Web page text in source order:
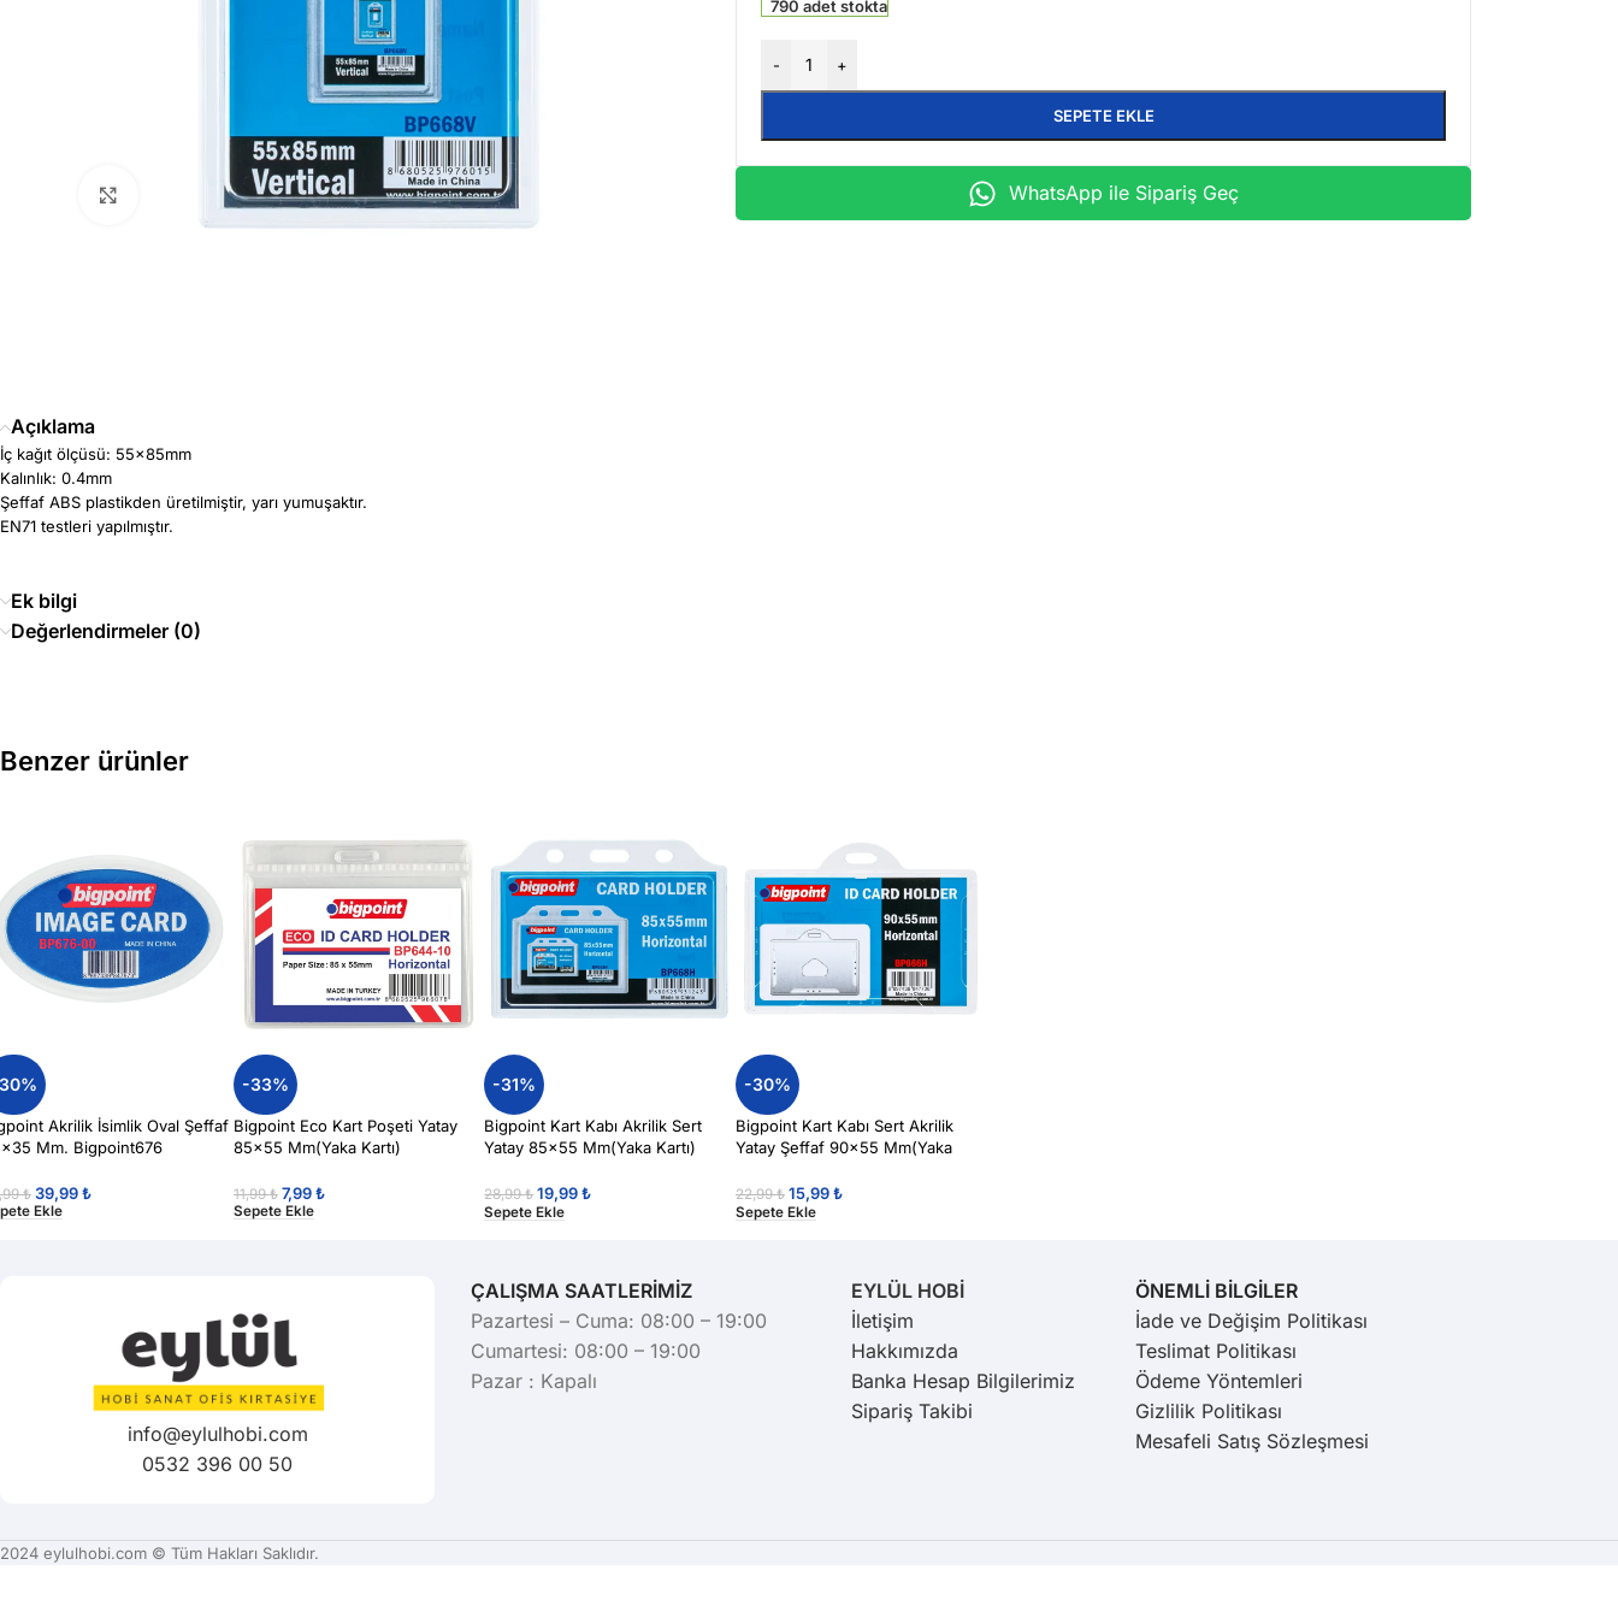
Büyütmek için tıklayın
790 adet stokta
- +
SEPETE EKLE
WhatsApp ile Sipariş Geç
Açıklama
İç kağıt ölçüsü: 55x85mm
Kalınlık: 0.4mm
Şeffaf ABS plastikden üretilmiştir, yarı yumuşaktır.
EN71 testleri yapılmıştır.
Ek bilgi
Değerlendirmeler (0)
Benzer ürünler
Akrilik İsimlik Oval Şeffaf
Mm. Bigpoint676
₺ 39,99₺
Ekle
-33%
Bigpoint Eco Kart Poşeti Yatay
85×55 Mm(Yaka Kartı)
11,99₺ 7,99₺
Sepete Ekle
-31%
Bigpoint Kart Kabı Akrilik Sert
Yatay 85×55 Mm(Yaka Kartı)
28,99₺ 19,99₺
Sepete Ekle
-30%
Bigpoint Kart Kabı Sert Akrilik
Yatay Şeffaf 90×55 Mm(Yaka
22,99₺ 15,99₺
Sepete Ekle
info@eylulhobi.com
0532 396 00 50
ÇALIŞMA SAATLERİMİZ
Pazartesi – Cuma: 08:00 – 19:00
Cumartesi: 08:00 – 19:00
Pazar : Kapalı
EYLÜL HOBİ
İletişim
Hakkımızda
Banka Hesap Bilgilerimiz
Sipariş Takibi
ÖNEMLİ BİLGİLER
İade ve Değişim Politikası
Teslimat Politikası
Ödeme Yöntemleri
Gizlilik Politikası
Mesafeli Satış Sözleşmesi
2024 eylulhobi.com © Tüm Hakları Saklıdır.